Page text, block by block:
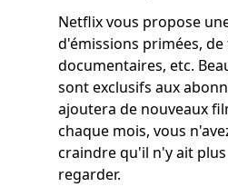
Netflix vous propose
d'émissions primées,
documentaires, etc.
sont exclusifs aux
ajoutera de nouveaux
chaque mois, vous
craindre qu'il n'y ait
regarder.